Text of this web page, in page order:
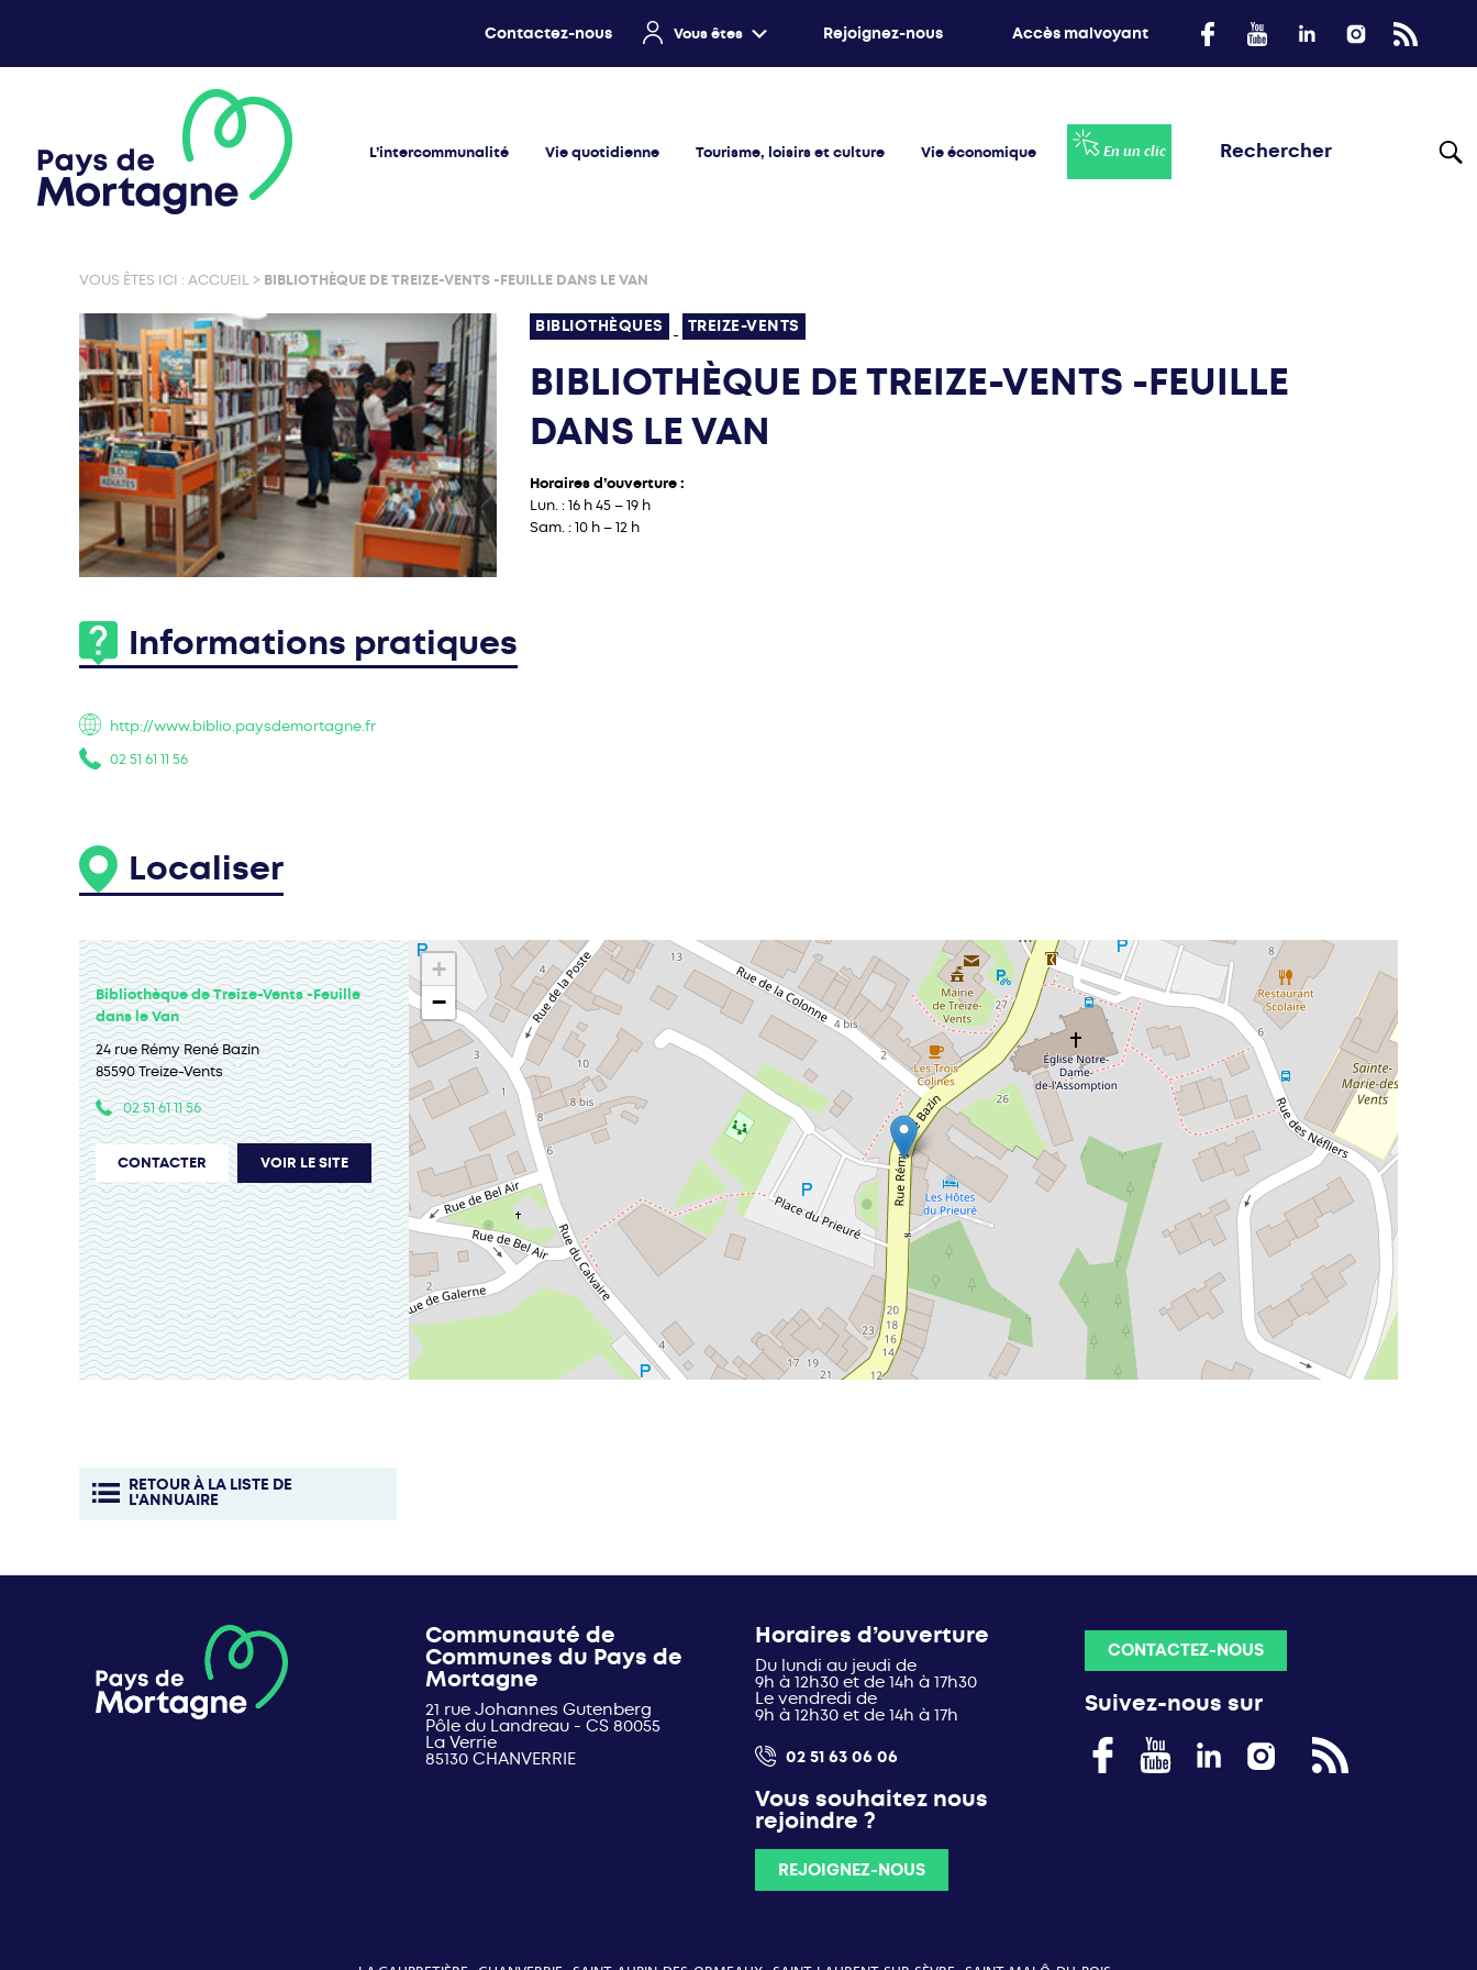
Contactez-nous Vous êtes Rejoignez-nous Accès malvoyant
L’intercommunalité Vie quotidienne Tourisme, loisirs et culture Vie économique En un clic
VOUS ÊTES ICI : ACCUEIL > BIBLIOTHÈQUE DE TREIZE-VENTS -FEUILLE DANS LE VAN
BIBLIOTHÈQUES - TREIZE-VENTS
BIBLIOTHÈQUE DE TREIZE-VENTS -FEUILLE
DANS LE VAN
Horaires d’ouverture :
Lun. : 16 h 45 – 19 h
Sam. : 10 h – 12 h
Informations pratiques
http://www.biblio.paysdemortagne.fr
02 51 61 11 56
Localiser
Bibliothèque de Treize-Vents -Feuille
dans le Van
24 rue Rémy René Bazin
85590 Treize-Vents
02 51 61 11 56
CONTACTER VOIR LE SITE
+
−
RETOUR À LA LISTE DE
L'ANNUAIRE
Communauté de
Communes du Pays de
Mortagne
21 rue Johannes Gutenberg
Pôle du Landreau - CS 80055
La Verrie
85130 CHANVERRIE
Horaires d’ouverture
Du lundi au jeudi de
9h à 12h30 et de 14h à 17h30
Le vendredi de
9h à 12h30 et de 14h à 17h
02 51 63 06 06
Vous souhaitez nous
rejoindre ?
REJOIGNEZ-NOUS
CONTACTEZ-NOUS
Suivez-nous sur